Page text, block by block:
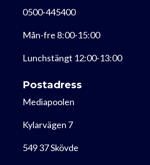
0500-445400
Mån-fre 8:00-15:00
Lunchstängt 12:00-13:00
Postadress
Mediapoolen
Kylarvägen 7
549 37 Skövde